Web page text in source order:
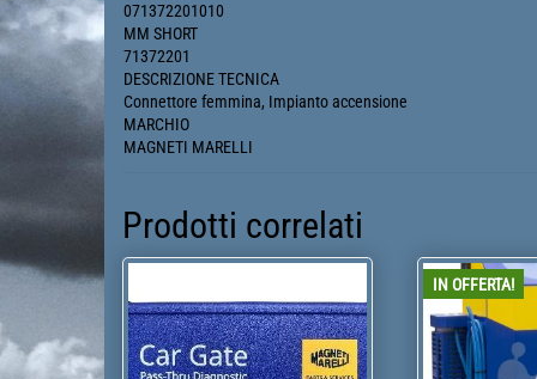
071372201010
MM SHORT
71372201
DESCRIZIONE TECNICA
Connettore femmina, Impianto accensione
MARCHIO
MAGNETI MARELLI
Prodotti correlati
IN OFFERTA!